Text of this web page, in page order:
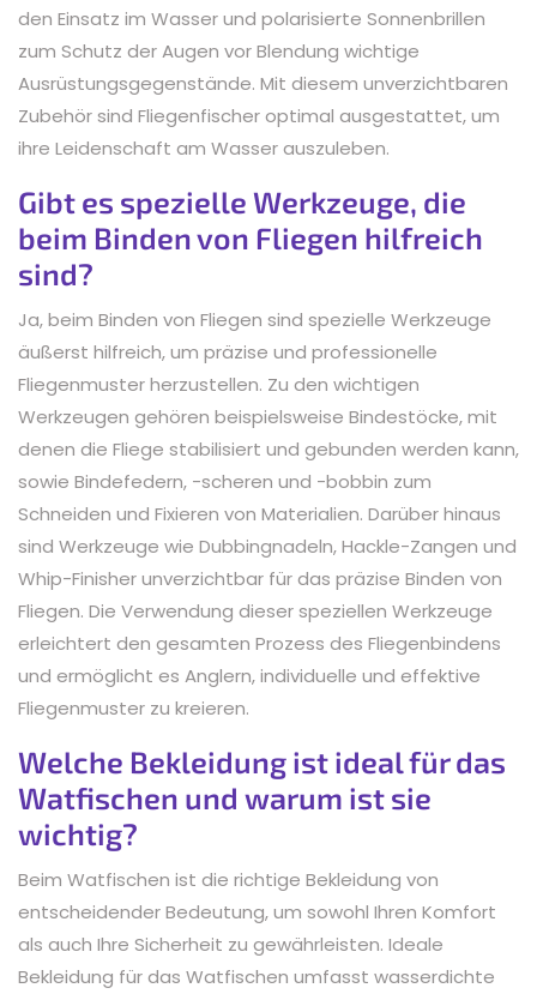
den Einsatz im Wasser und polarisierte Sonnenbrillen
zum Schutz der Augen vor Blendung wichtige
Ausrüstungsgegenstände. Mit diesem unverzichtbaren
Zubehör sind Fliegenfischer optimal ausgestattet, um
ihre Leidenschaft am Wasser auszuleben.
Gibt es spezielle Werkzeuge, die
beim Binden von Fliegen hilfreich
sind?
Ja, beim Binden von Fliegen sind spezielle Werkzeuge
äußerst hilfreich, um präzise und professionelle
Fliegenmuster herzustellen. Zu den wichtigen
Werkzeugen gehören beispielsweise Bindestöcke, mit
denen die Fliege stabilisiert und gebunden werden kann,
sowie Bindefedern, -scheren und -bobbin zum
Schneiden und Fixieren von Materialien. Darüber hinaus
sind Werkzeuge wie Dubbingnadeln, Hackle-Zangen und
Whip-Finisher unverzichtbar für das präzise Binden von
Fliegen. Die Verwendung dieser speziellen Werkzeuge
erleichtert den gesamten Prozess des Fliegenbindens
und ermöglicht es Anglern, individuelle und effektive
Fliegenmuster zu kreieren.
Welche Bekleidung ist ideal für das
Watfischen und warum ist sie
wichtig?
Beim Watfischen ist die richtige Bekleidung von
entscheidender Bedeutung, um sowohl Ihren Komfort
als auch Ihre Sicherheit zu gewährleisten. Ideale
Bekleidung für das Watfischen umfasst wasserdichte